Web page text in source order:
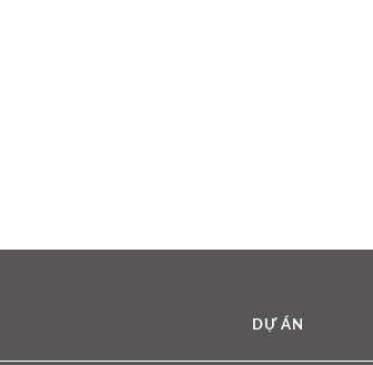
DỰ ÁN